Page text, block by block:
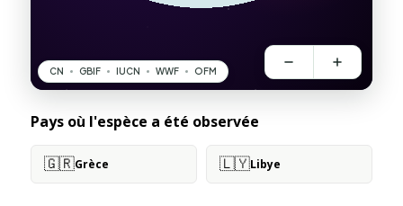
Pays où l'espèce a été observée
🇬🇷Grèce 🇱🇾Libye